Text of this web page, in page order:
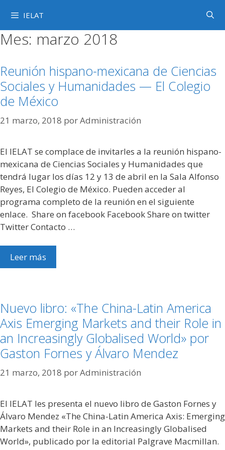
contenido
IELAT
Mes: marzo 2018
Reunión hispano-mexicana de Ciencias
Sociales y Humanidades — El Colegio
de México
21 marzo, 2018 porAdministración
El IELAT se complace de invitarles a la reunión hispano-
mexicana de Ciencias Sociales y Humanidades que
tendrá lugar los días 12 y 13 de abril en la Sala Alfonso
Reyes, El Colegio de México. Pueden acceder al
programa completo de la reunión en el siguiente
enlace. Share on facebook Facebook Share on twitter
Twitter Contacto …
Leer más
Nuevo libro: «The China-Latin America
Axis Emerging Markets and their Role in
an Increasingly Globalised World» por
Gaston Fornes y Álvaro Mendez
21 marzo, 2018 porAdministración
El IELAT les presenta el nuevo libro de Gaston Fornes y
Álvaro Mendez «The China-Latin America Axis: Emerging
Markets and their Role in an Increasingly Globalised
World», publicado por la editorial Palgrave Macmillan.